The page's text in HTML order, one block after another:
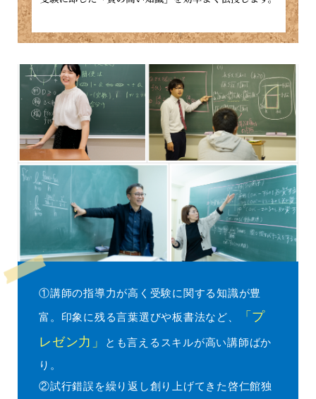
①講師の指導力が高く受験に関する知識が豊
富。印象に残る言葉選びや板書法など、
「プ
レゼン力」
とも言えるスキルが高い講師ばか
り。
②試行錯誤を繰り返し創り上げてきた啓仁館独